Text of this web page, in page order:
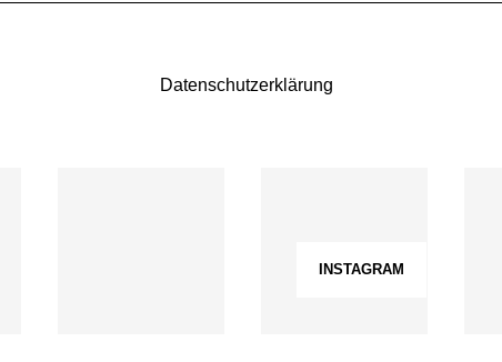
Datenschutzerklärung
INSTAGRAM